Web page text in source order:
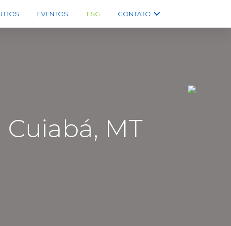
EVENTOS ESG CONTATO
MT